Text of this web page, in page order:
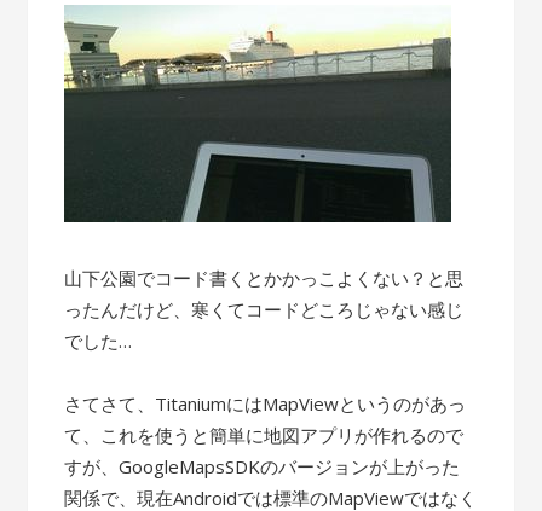
山下公園でコード書くとかかっこよくない？と思
ったんだけど、寒くてコードどころじゃない感じ
でした…
さてさて、TitaniumにはMapViewというのがあっ
て、これを使うと簡単に地図アプリが作れるので
すが、GoogleMapsSDKのバージョンが上がった
関係で、現在Androidでは標準のMapViewではなく